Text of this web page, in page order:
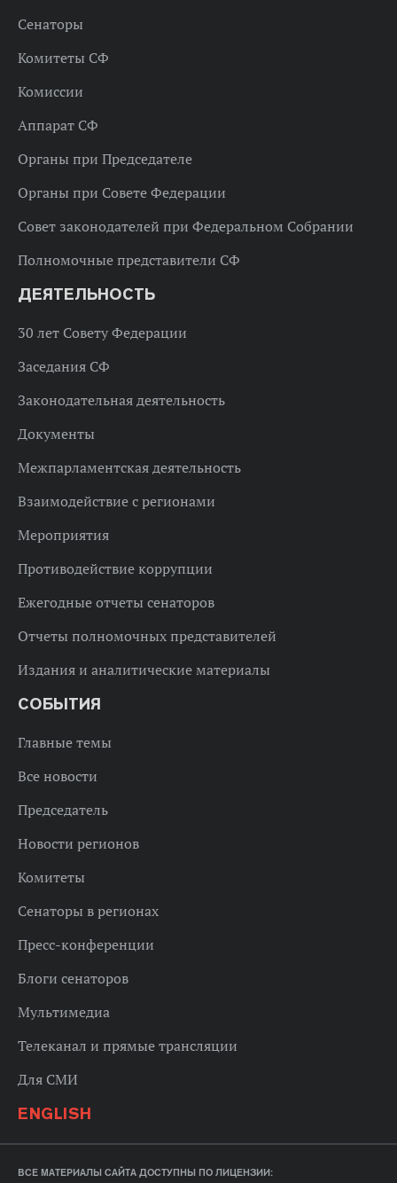
Сенаторы
Комитеты СФ
Комиссии
Аппарат СФ
Органы при Председателе
Органы при Совете Федерации
Совет законодателей при Федеральном Собрании
Полномочные представители СФ
ДЕЯТЕЛЬНОСТЬ
30 лет Совету Федерации
Заседания СФ
Законодательная деятельность
Документы
Межпарламентская деятельность
Взаимодействие с регионами
Мероприятия
Противодействие коррупции
Ежегодные отчеты сенаторов
Отчеты полномочных представителей
Издания и аналитические материалы
СОБЫТИЯ
Главные темы
Все новости
Председатель
Новости регионов
Комитеты
Сенаторы в регионах
Пресс-конференции
Блоги сенаторов
Мультимедиа
Телеканал и прямые трансляции
Для СМИ
ENGLISH
ВСЕ МАТЕРИАЛЫ САЙТА ДОСТУПНЫ ПО ЛИЦЕНЗИИ: